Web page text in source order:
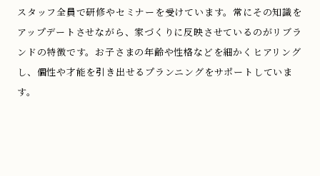
スタッフ全員で研修やセミナーを受けています。常にその知識を
アップデートさせながら、家づくりに反映させているのがリブラ
ンドの特徴です。お子さまの年齢や性格などを細かくヒアリング
し、個性や才能を引き出せるプランニングをサポートしていま
す。